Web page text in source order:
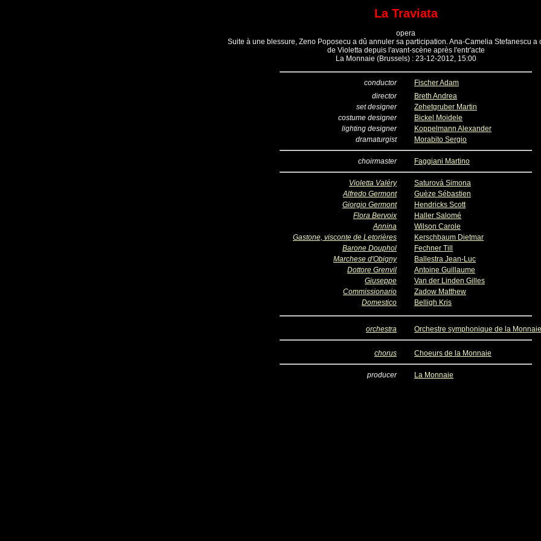
La Traviata
opera
Suite à une blessure, Zeno Poposecu a dû annuler sa participation. Ana-Camelia Stefanescu a
de Violetta depuis l'avant-scène après l'entr'acte
La Monnaie (Brussels) : 23-12-2012, 15:00
conductor
Fischer Adam
director
Breth Andrea
set designer
Zehetgruber Martin
costume designer
Bickel Moidele
lighting designer
Koppelmann Alexander
dramaturgist
Morabito Sergio
choirmaster Faggiani Martino
Violetta Valéry
Saturová Simona
Alfredo Germont
Guèze Sébastien
Giorgio Germont
Hendricks Scott
Flora Bervoix
Haller Salomé
Annina
Wilson Carole
Gastone, visconte de Letorières
Kerschbaum Dietmar
Barone Douphol
Fechner Till
Marchese d'Obigny
Ballestra Jean-Luc
Dottore Grenvil
Antoine Guillaume
Giuseppe
Van der Linden Gilles
Commissionario
Zadow Matthew
Domestico
Belligh Kris
orchestra Orchestre symphonique de la Monnaie
chorus Choeurs de la Monnaie
producer La Monnaie